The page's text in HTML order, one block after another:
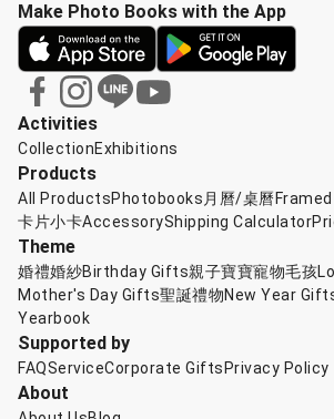
Activities
CollectionExhibitions
Products
All ProductsPhotobooks月曆/桌曆
卡片小卡AccessoryShipping Calculator
Theme
婚禮婚紗Birthday Gifts親子寶寶寵物毛孩
Mother's Day Gifts聖誕禮物New Year
Yearbook
Supported by
FAQServiceCorporate Gifts Privacy Policy
About
Make Photo Books with the App